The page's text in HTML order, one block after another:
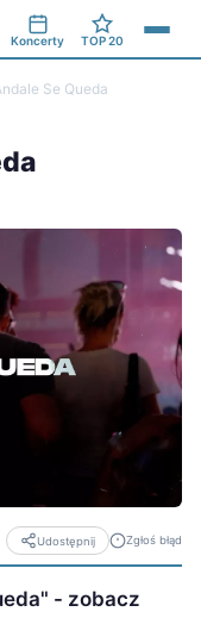
Koncerty TOP 20
Se Queda
Udostępnij Zgłoś błąd
- zobacz